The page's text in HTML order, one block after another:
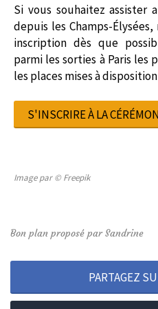
Si vous souhaitez assister
depuis les Champs-
inscription dès que
parmi les sorties à Paris
les places mises à
S'INSCRIRE À LA
Image par © Freepik
Bon plan proposé par Sandrine
PARTAGEZ